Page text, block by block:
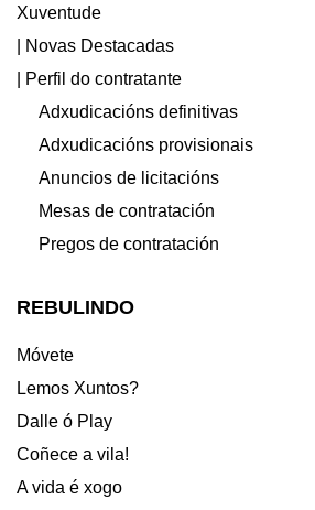
Xuventude
| Novas Destacadas
| Perfil do contratante
Adxudicacións definitivas
Adxudicacións provisionais
Anuncios de licitacións
Mesas de contratación
Pregos de contratación
REBULINDO
Móvete
Lemos Xuntos?
Dalle ó Play
Coñece a vila!
A vida é xogo